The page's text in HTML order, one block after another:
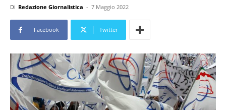
Di Redazione Giornalistica - 7 Maggio 2022
Facebook Twitter